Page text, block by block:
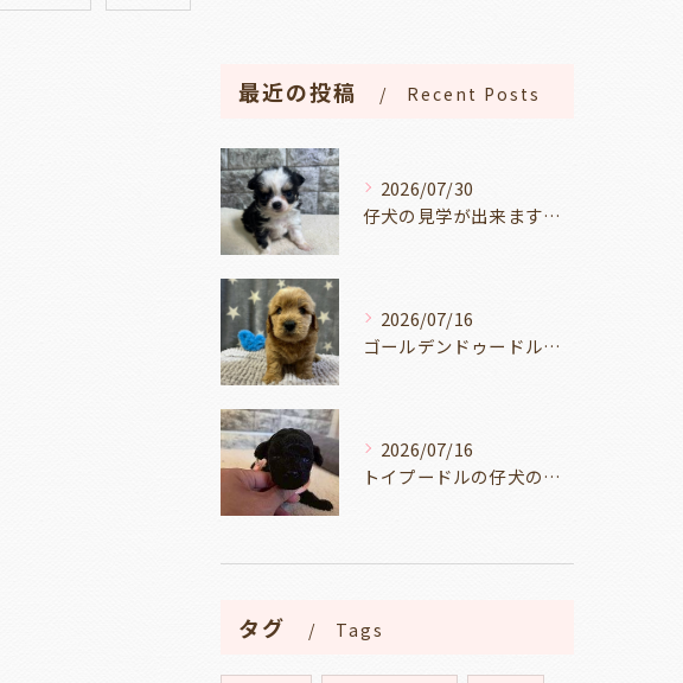
最近の投稿 Recent Posts
2026/07/30
仔犬の見学が出来ます🐶岐阜県養老町のブリーダーワンダフルパピーです。
2026/07/16
ゴールデンドゥードルの仔犬の見学が出来ます🐶🐶🐶岐阜県養老町のブリーダーワンダフルパピーです。
2026/07/16
トイプードルの仔犬のお目目があいたよ👀🐶岐阜県養老町のブリーダーワンダフルパピーです。
タグ Tags